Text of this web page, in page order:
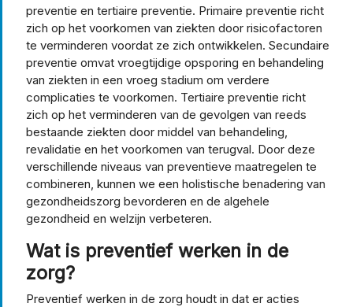
preventie en tertiaire preventie. Primaire preventie richt
zich op het voorkomen van ziekten door risicofactoren
te verminderen voordat ze zich ontwikkelen. Secundaire
preventie omvat vroegtijdige opsporing en behandeling
van ziekten in een vroeg stadium om verdere
complicaties te voorkomen. Tertiaire preventie richt
zich op het verminderen van de gevolgen van reeds
bestaande ziekten door middel van behandeling,
revalidatie en het voorkomen van terugval. Door deze
verschillende niveaus van preventieve maatregelen te
combineren, kunnen we een holistische benadering van
gezondheidszorg bevorderen en de algehele
gezondheid en welzijn verbeteren.
Wat is preventief werken in de
zorg?
Preventief werken in de zorg houdt in dat er acties